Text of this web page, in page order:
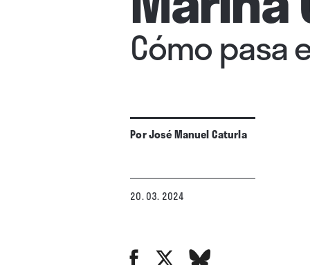
Cómo pasa
PorJosé Manuel Caturla
20. 03. 2024